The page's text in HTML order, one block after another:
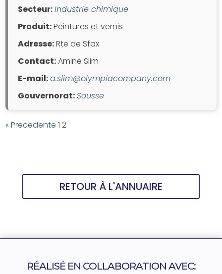
Secteur:Industrie chimique
Produit:Peintures et vernis
Adresse:Rte de Sfax
Contact:Amine Slim
E-mail:a.slim@olympiacompany.com
Gouvernorat:Sousse
« Precedente 1 2
RETOUR À L'ANNUAIRE
RÉALISÉ EN COLLABORATION AVEC: